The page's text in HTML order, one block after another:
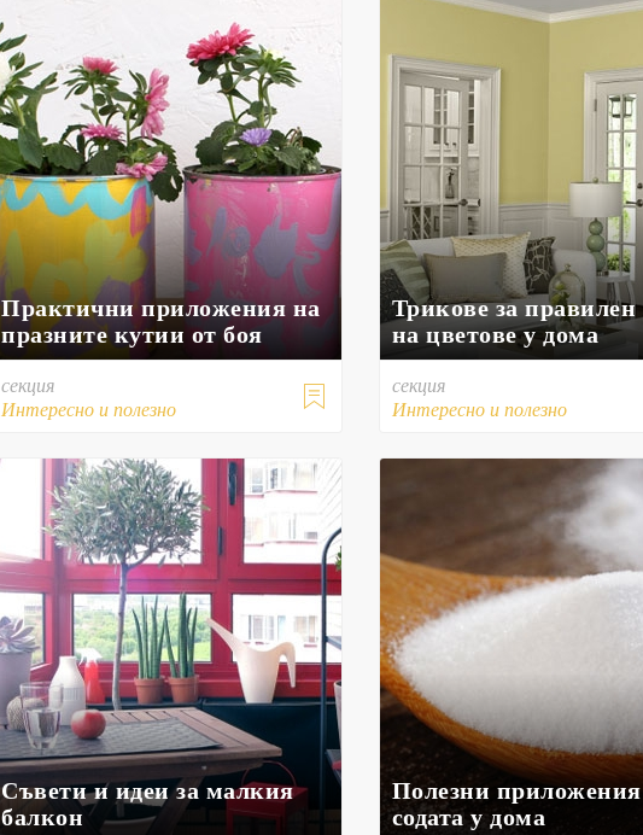
Практични приложения на
празните кутии от боя

секция
Интересно и полезно
Трикове за правилен
на цветове у дома
секция
Интересно и полезно
Съвети и идеи за малкия
балкон
Полезни
содата у дома